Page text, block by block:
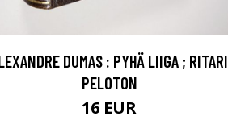
DUMAS : PYHÄ LIIGA ; RITARI
PELOTON
16 EUR